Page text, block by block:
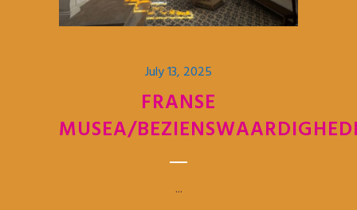
July 13, 2025
FRANSE
MUSEA/
...